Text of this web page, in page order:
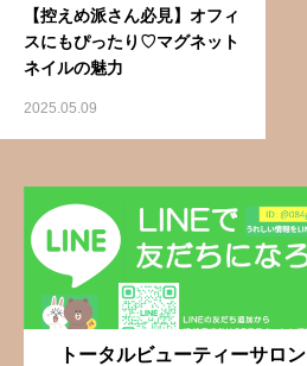
【控えめ派さん必見】オフィ
スにもぴったり♡マグネット
ネイルの魅力
2025.05.09
トータルビューティーサロン